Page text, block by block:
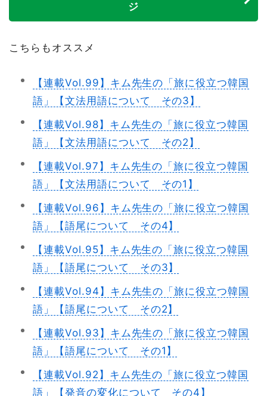
ジ
こちらもオススメ
【連載Vol.99】キム先生の「旅に役立つ韓国
語」【文法用語について その3】
【連載Vol.98】キム先生の「旅に役立つ韓国
語」【文法用語について その2】
【連載Vol.97】キム先生の「旅に役立つ韓国
語」【文法用語について その1】
【連載Vol.96】キム先生の「旅に役立つ韓国
語」【語尾について その4】
【連載Vol.95】キム先生の「旅に役立つ韓国
語」【語尾について その3】
【連載Vol.94】キム先生の「旅に役立つ韓国
語」【語尾について その2】
【連載Vol.93】キム先生の「旅に役立つ韓国
語」【語尾について その1】
【連載Vol.92】キム先生の「旅に役立つ韓国
語」【発音の変化について その4】